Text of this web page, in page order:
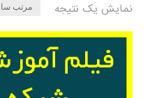
نمایش یک نتیجه